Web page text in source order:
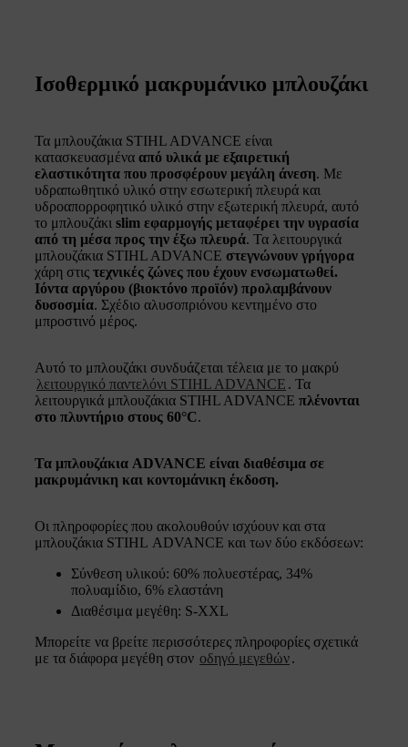
Ισοθερμικό μακρυμάνικο μπλουζάκι
Τα μπλουζάκια STIHL ADVANCE είναι
κατασκευασμένα από υλικά με εξαιρετική
ελαστικότητα που προσφέρουν μεγάλη άνεση. Με
υδραπωθητικό υλικό στην εσωτερική πλευρά και
υδροαπορροφητικό υλικό στην εξωτερική πλευρά, αυτό
το μπλουζάκι slim εφαρμογής μεταφέρει την υγρασία
από τη μέσα προς την έξω πλευρά. Τα λειτουργικά
μπλουζάκια STIHL ADVANCE στεγνώνουν γρήγορα
χάρη στις τεχνικές ζώνες που έχουν ενσωματωθεί.
Ιόντα αργύρου (βιοκτόνο προϊόν) προλαμβάνουν
δυσοσμία. Σχέδιο αλυσοπριόνου κεντημένο στο
μπροστινό μέρος.
Αυτό το μπλουζάκι συνδυάζεται τέλεια με το μακρύ
λειτουργικό παντελόνι STIHL ADVANCE . Τα
λειτουργικά μπλουζάκια STIHL ADVANCE πλένονται
στο πλυντήριο στους 60°C.
Τα μπλουζάκια ADVANCE είναι διαθέσιμα σε
μακρυμάνικη και κοντομάνικη έκδοση.
Οι πληροφορίες που ακολουθούν ισχύουν και στα
μπλουζάκια STIHL ADVANCE και των δύο εκδόσεων:
Σύνθεση υλικού: 60% πολυεστέρας, 34%
πολυαμίδιο, 6% ελαστάνη
Διαθέσιμα μεγέθη: S-XXL
Μπορείτε να βρείτε περισσότερες πληροφορίες σχετικά
με τα διάφορα μεγέθη στον οδηγό μεγεθών.